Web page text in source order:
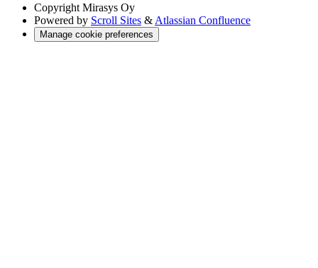
Copyright Mirasys Oy
Powered by Scroll Sites & Atlassian Confluence
Manage cookie preferences